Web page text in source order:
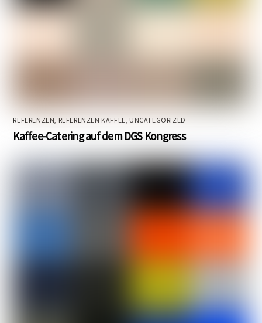
REFERENZEN REFERENZEN KAFFEE ,UNCATEGORIZED
Kaffee-Catering auf dem DGS Kongress